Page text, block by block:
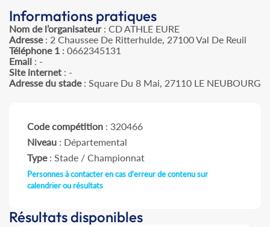
Informations pratiques
Nom de l’organisateur: CD ATHLE EURE
Adresse: 2 Chaussee De Ritterhulde, 27100 Val De Reuil
Téléphone 1 : 0662345131
Email : -
Site internet : -
Adresse du stade: Square Du 8 Mai, 27110 LE NEUBOURG
Code compétition : 320466
Niveau : Départemental
Type: Stade / Championnat
Personnes à contacter en cas d'erreur de contenu sur
calendrier ou résultats
Résultats disponibles